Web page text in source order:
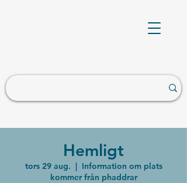
Hemligt
tors 29 aug.
  |
Information om plats
kommer från phaddrar